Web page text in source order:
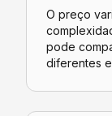
O preço
pode
diferentes